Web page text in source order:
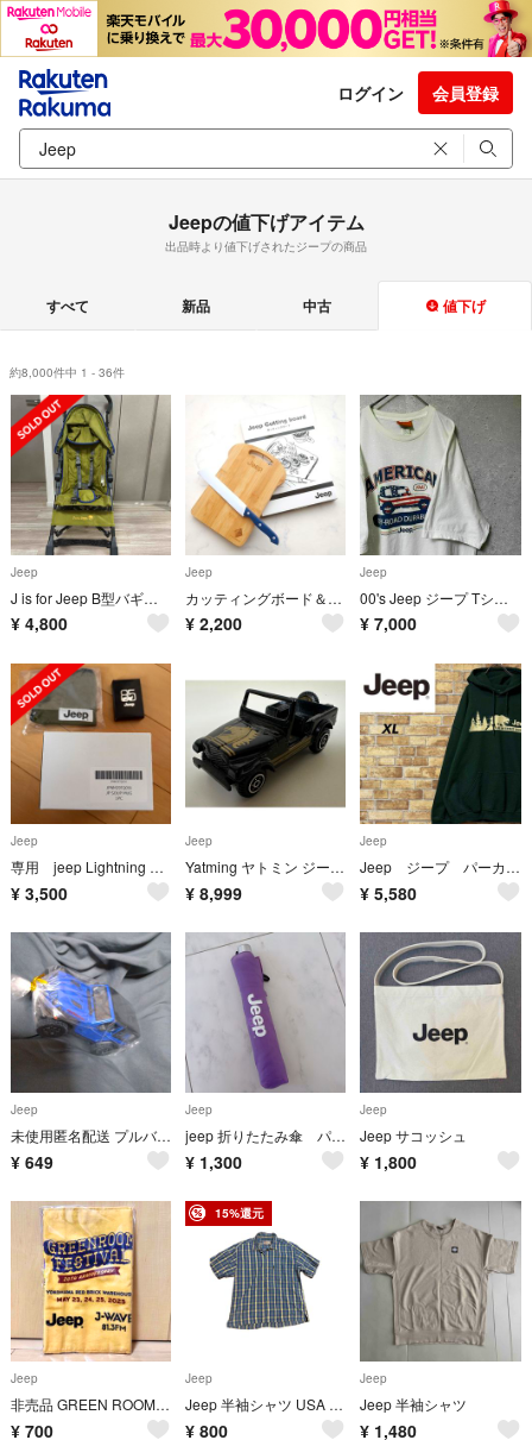
ログイン 会員登録
Jeepの値下げアイテム
出品時より値下げされたジープの商品
すべて 新品 中古 値下げ
約8,000件中 1 - 36件
Jeep
J is for Jeep B型バギー カーキ
¥ 4,800
Jeep
カッティングボード＆ブレッドナイフセット 食パン型
¥ 2,200
Jeep
00's Jeep ジープ Tシャツ 半袖 企業ロゴ 車 ゆるダボ 2XL
¥ 7,000
Jeep
専用 jeep Lightning 財布 キーホルダー マグカップ
¥ 3,500
Jeep
Yatming ヤトミン ジープ ミニカー(1/64)NO.1608 Jeep
¥ 8,999
Jeep
Jeep ジープ パーカー スウェット ビッグシルエット グリーン XL
¥ 5,580
Jeep
未使用匿名配送 プルバックカー Jeep ジープ ブルー 車
¥ 649
Jeep
jeep 折りたたみ傘 パープル
¥ 1,300
Jeep
Jeep サコッシュ
¥ 1,800
Jeep
非売品 GREEN ROOM × Jeep × J-WAVE - フェイスタオル
¥ 700
15%還元
Jeep
Jeep 半袖シャツ USA L ブルーチェック
¥ 800
Jeep
Jeep 半袖シャツ
¥ 1,480